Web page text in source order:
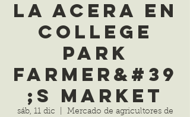
la acera en
College
Park
Farmer&#39
;s Market
sáb, 11 dic
Mercado de agricultores de